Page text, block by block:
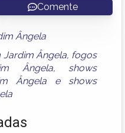
Comente
Ângela
Jardim Ângela, fogos
Ângela, shows
Ângela e shows